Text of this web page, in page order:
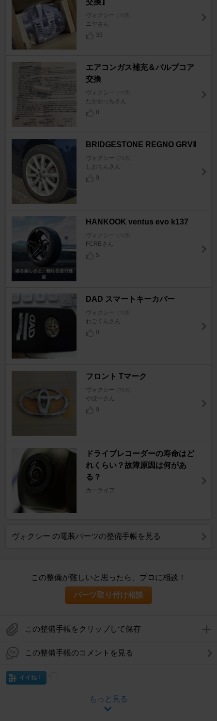
交換】
ヴォクシー [70系]
ニヤさん
33
エアコンガス補充＆バルブコア
交換
ヴォクシー [70系]
たかおっちさん
8
BRIDGESTONE REGNO GRVⅡ
ヴォクシー [70系]
しおちんさん
9
HANKOOK ventus evo k137
ヴォクシー [70系]
FCRBさん
5
DAD スマートキーカバー
ヴォクシー [70系]
わごくんさん
0
フロント Tマーク
ヴォクシー [70系]
やぼーさん
9
ドライブレコーダーの寿命はど
れくらい？故障原因は何があ
る？
カーライフ
ヴォクシー の電装パーツの整備手帳を見る
この整備が難しいと思ったら、プロに相談！
パーツ取り付け相談
この整備手帳をクリップして保存
この整備手帳のコメントを見る
イイね！
もっと見る